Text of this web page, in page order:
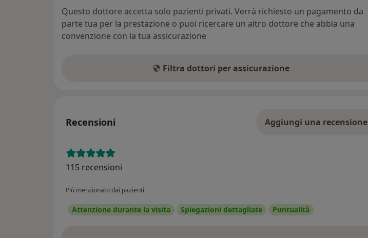
Questo dottore accetta solo pazienti privati. Verrà richiesto un pagamento da
parte tua per la prestazione o puoi ricercare un altro dottore che abbia una
convenzione con la tua assicurazione
Filtra dottori per assicurazione
Recensioni Aggiungi una recensione
115 recensioni
Più menzionato dai pazienti
Attenzione durante la visita Spiegazioni dettagliate Puntualità